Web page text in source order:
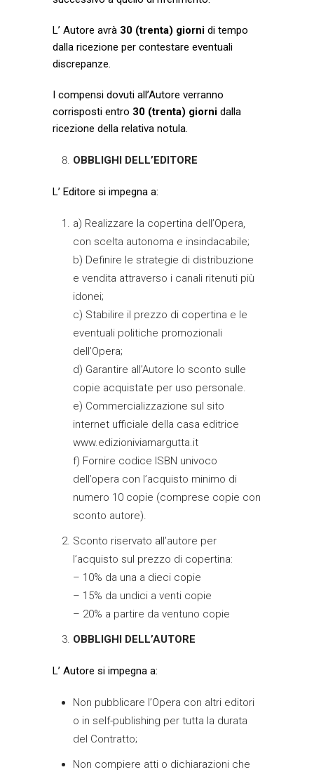
L’ Autore avrà 30 (trenta) giorni di tempo
dalla ricezione per contestare eventuali
discrepanze.
I compensi dovuti all’Autore verranno
corrisposti entro 30 (trenta) giorni dalla
ricezione della relativa notula.
OBBLIGHI DELL’EDITORE
L’ Editore si impegna a:
a) Realizzare la copertina dell’Opera,
con scelta autonoma e insindacabile;
b) Definire le strategie di distribuzione
e vendita attraverso i canali ritenuti più
idonei;
c) Stabilire il prezzo di copertina e le
eventuali politiche promozionali
dell’Opera;
d) Garantire all’Autore lo sconto sulle
copie acquistate per uso personale.
e) Commercializzazione sul sito
internet ufficiale della casa editrice
www.edizioniviamargutta.it
f) Fornire codice ISBN univoco
dell’opera con l’acquisto minimo di
numero 10 copie (comprese copie con
sconto autore).
Sconto riservato all’autore per
l’acquisto sul prezzo di copertina:
– 10% da una a dieci copie
– 15% da undici a venti copie
– 20% a partire da ventuno copie
OBBLIGHI DELL’AUTORE
L’ Autore si impegna a:
Non pubblicare l’Opera con altri editori
o in self-publishing per tutta la durata
del Contratto;
Non compiere atti o dichiarazioni che